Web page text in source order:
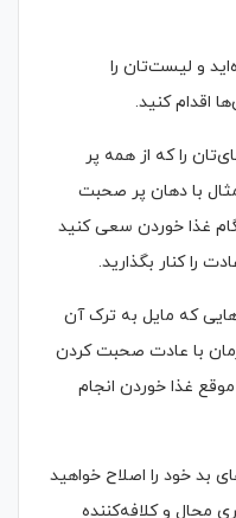
و لیست‌تان را
اقدام کنید.
را که از همه پر
با دهان پر صحبت
غذا خوردن سعی کنید
را کنار بگذارید.
که مایل به ترک آن
با عادت صحبت کردن
غذا خوردن انجام
بد خود را اصلاح خواهید
محال و کلافه‌کننده